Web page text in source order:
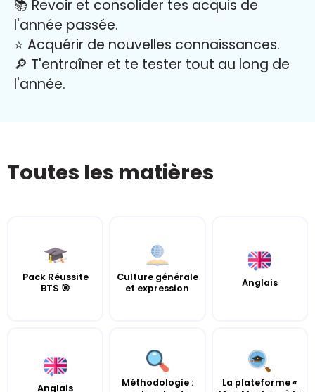
📚 Revoir et consolider tes acquis de
l'année passée.
⭐️ Acquérir de nouvelles connaissances.
🔎 T'entraîner et te tester tout au long de
l'année.
Toutes les matières
Pack Réussite
BTS 🎯
Culture générale
et expression
Anglais
Anglais
Méthodologie :
La plateforme «